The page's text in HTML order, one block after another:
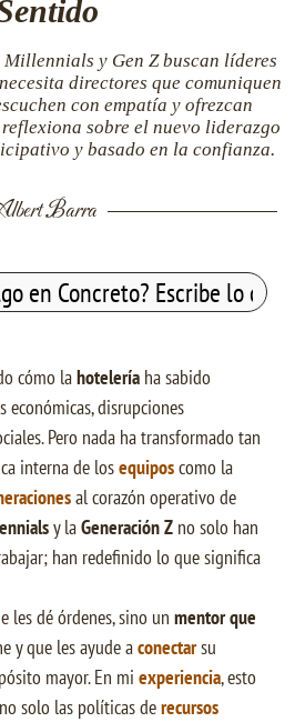
y Gen Z buscan líderes
directores que comuniquen
con empatía y ofrezcan
sobre el nuevo liderazgo
y basado en la confianza.
Barra
cómo lahotelería ha sabido
económicas, disrupciones
Pero nada ha transformado tan
interna de losequiposcomo la
al corazón operativo de
y laGeneración Z no solo han
han redefinido lo que significa
les dé órdenes, sino un mentor que
y que les ayude aconectarsu
mayor. En mi experiencia, esto
solo las políticas derecursos